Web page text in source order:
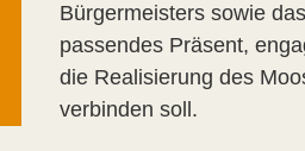
Bürgermeisters sowie
passendes Präsent,
die Realisierung des
verbinden soll.